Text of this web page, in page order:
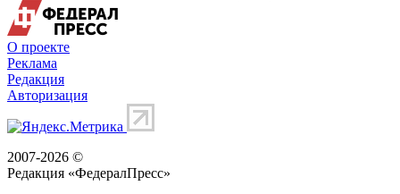
О проекте
Реклама
Редакция
Авторизация
2007-2026 ©
Редакция «ФедералПресс»